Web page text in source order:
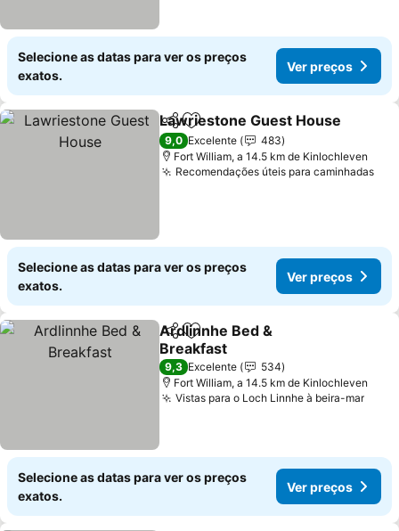
Selecione as datas para ver os preços
exatos.
Ver preços
PartilharAdicionar aos favoritos
Lawriestone Guest House
9,0 Excelente
483
Fort William, a 14.5 km de Kinlochleven
Recomendações úteis para caminhadas
Selecione as datas para ver os preços
exatos.
Ver preços
PartilharAdicionar aos favoritos
Ardlinnhe Bed &
Breakfast
9,3 Excelente
534
Fort William, a 14.5 km de Kinlochleven
Vistas para o Loch Linnhe à beira-mar
Selecione as datas para ver os preços
exatos.
Ver preços